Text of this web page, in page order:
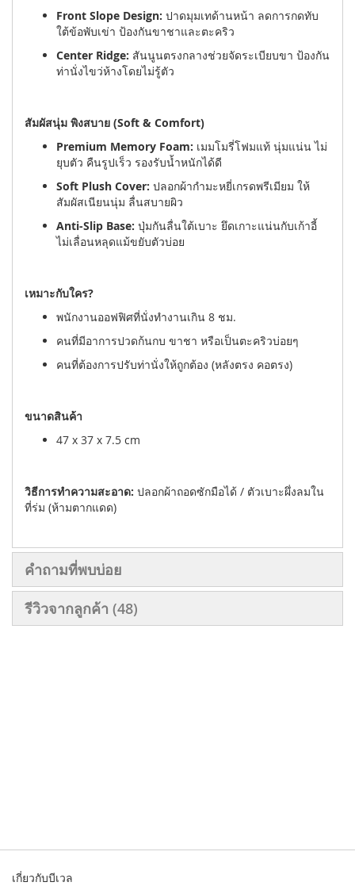
Front Slope Design: ปาดมุมเทด้านหน้า ลดการกดทับ
ใต้ข้อพับเข่า ป้องกันขาชาและตะคริว
Center Ridge: สันนูนตรงกลางช่วยจัดระเบียบขา ป้องกัน
ท่านั่งไขว่ห้างโดยไม่รู้ตัว
สัมผัสนุ่ม พิงสบาย (Soft & Comfort)
Premium Memory Foam: เมมโมรี่โฟมแท้ นุ่มแน่น ไม่
ยุบตัว คืนรูปเร็ว รองรับน้ำหนักได้ดี
Soft Plush Cover: ปลอกผ้ากำมะหยี่เกรดพรีเมียม ให้
สัมผัสเนียนนุ่ม ลื่นสบายผิว
Anti-Slip Base: ปุ่มกันลื่นใต้เบาะ ยึดเกาะแน่นกับเก้าอี้
ไม่เลื่อนหลุดแม้ขยับตัวบ่อย
เหมาะกับใคร?
พนักงานออฟฟิศที่นั่งทำงานเกิน 8 ชม.
คนที่มีอาการปวดก้นกบ ขาชา หรือเป็นตะคริวบ่อยๆ
คนที่ต้องการปรับท่านั่งให้ถูกต้อง (หลังตรง คอตรง)
ขนาดสินค้า
47 x 37 x 7.5 cm
วิธีการทำความสะอาด: ปลอกผ้าถอดซักมือได้ / ตัวเบาะผึ่งลมใน
ที่ร่ม (ห้ามตากแดด)
คำถามที่พบบ่อย
รีวิวจากลูกค้า 48
เกี่ยวกับบีเวล